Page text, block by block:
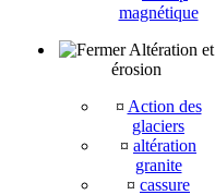
magnétique
Altération et
érosion
¤ Action des
glaciers
¤ altération
granite
¤ cassure